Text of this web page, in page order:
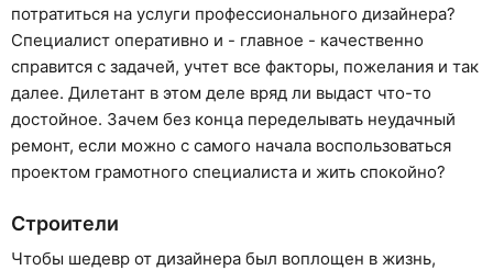
потратиться на услуги профессионального дизайнера?
Специалист оперативно и - главное - качественно
справится с задачей, учтет все факторы, пожелания и так
далее. Дилетант в этом деле вряд ли выдаст что-то
достойное. Зачем без конца переделывать неудачный
ремонт, если можно с самого начала воспользоваться
проектом грамотного специалиста и жить спокойно?
Строители
Чтобы шедевр от дизайнера был воплощен в жизнь,